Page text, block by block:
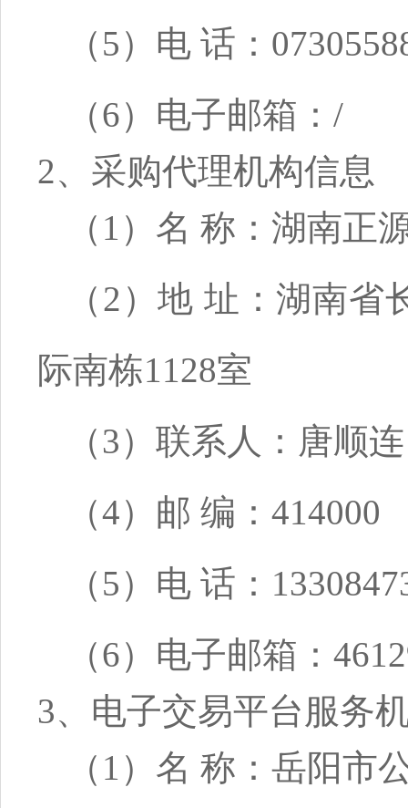
（5）电 话：
（6）电子邮箱：/
2、采购代理机构信息
（1）名 称：湖南正
（2）地 址：湖南
际南栋1128室
（3）联系人：唐顺连
（4）邮 编：414000
（5）电 话：
（6）电子邮箱：
3、电子交易平台服务
（1）名 称：岳阳市